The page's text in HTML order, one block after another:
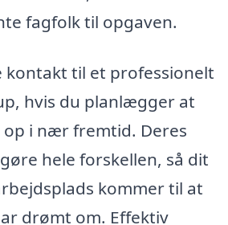
fagfolk til opgaven.
kontakt til et professionelt
hvis du planlægger at
i nær fremtid. Deres
hele forskellen, så dit
kommer til at
drømt om. Effektiv